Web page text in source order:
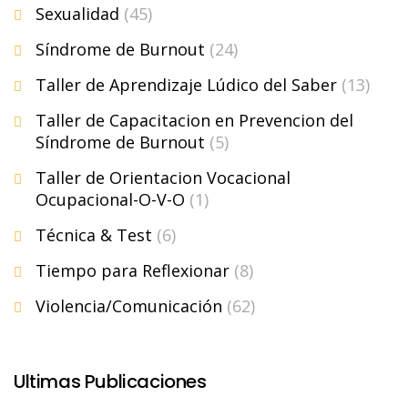
Sexualidad (45)
Síndrome de Burnout (24)
Taller de Aprendizaje Lúdico del Saber (13)
Taller de Capacitacion en Prevencion del
Síndrome de Burnout (5)
Taller de Orientacion Vocacional
Ocupacional-O-V-O (1)
Técnica & Test (6)
Tiempo para Reflexionar (8)
Violencia/Comunicación (62)
Ultimas Publicaciones